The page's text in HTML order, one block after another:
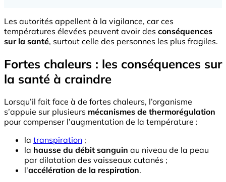
Les autorités appellent à la vigilance, car ces
températures élevées peuvent avoir des conséquences
sur la santé, surtout celle des personnes les plus fragiles.
Fortes chaleurs : les conséquences sur
la santé à craindre
Lorsqu’il fait face à de fortes chaleurs, l’organisme
s’appuie sur plusieurs mécanismes de thermorégulation
pour compenser l’augmentation de la température :
la transpiration ;
la hausse du débit sanguin au niveau de la peau
par dilatation des vaisseaux cutanés ;
l'accélération de la respiration.